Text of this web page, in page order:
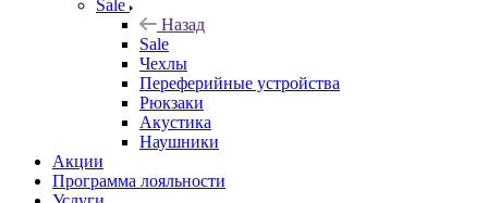
Sale
Назад
Sale
Чехлы
Переферийные устройства
Рюкзаки
Акустика
Наушники
Акции
Программа лояльности